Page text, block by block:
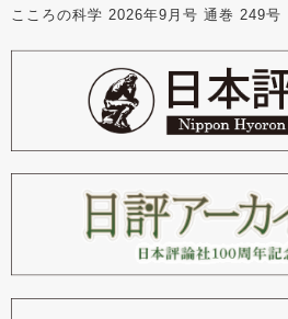
こころの科学 2026年9月号 通巻 249号